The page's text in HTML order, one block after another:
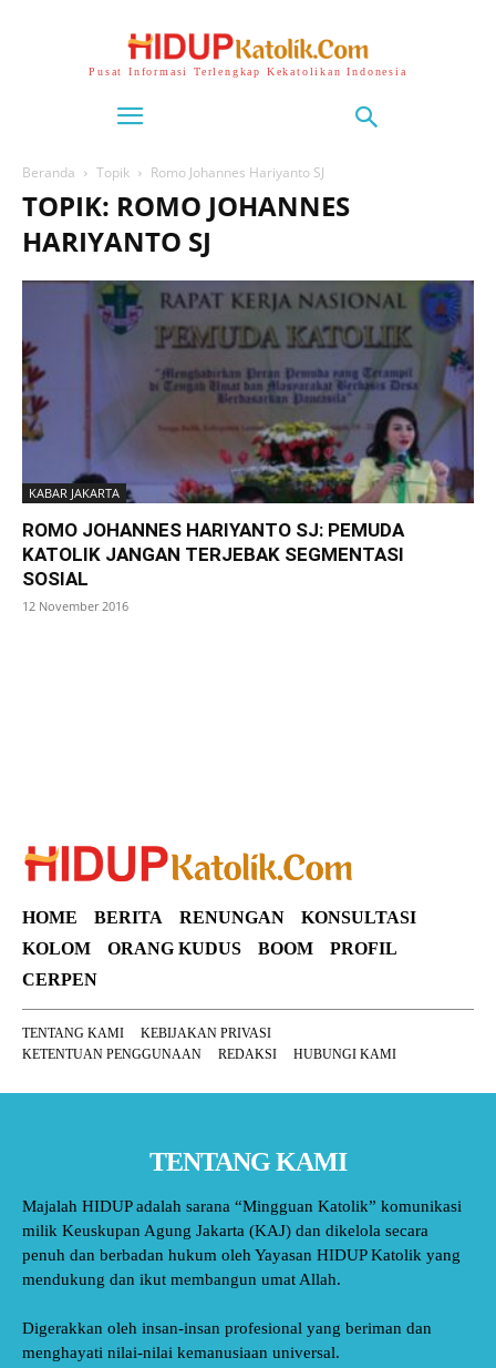
Pusat Informasi Terlengkap Kekatolikan Indonesia
Beranda Topik Romo Johannes Hariyanto SJ
TOPIK: ROMO JOHANNES
HARIYANTO SJ
KABAR JAKARTA
ROMO JOHANNES HARIYANTO SJ: PEMUDA
KATOLIK JANGAN TERJEBAK SEGMENTASI
SOSIAL
12 November 2016
HOME BERITA RENUNGAN
KONSULTASI
KOLOM
ORANG KUDUS BOOM
PROFIL
CERPEN
TENTANG KAMI
KEBIJAKAN PRIVASI
KETENTUAN PENGGUNAAN
REDAKSI HUBUNGI KAMI
TENTANG KAMI
Majalah HIDUP adalah sarana “Mingguan Katolik” komunikasi
milik Keuskupan Agung Jakarta (KAJ) dan dikelola secara
penuh dan berbadan hukum oleh Yayasan HIDUP Katolik yang
mendukung dan ikut membangun umat Allah.
Digerakkan oleh insan-insan profesional yang beriman dan
menghayati nilai-nilai kemanusiaan universal.